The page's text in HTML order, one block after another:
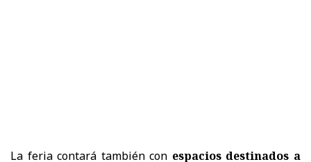
La feria contará también con espacios destinados a